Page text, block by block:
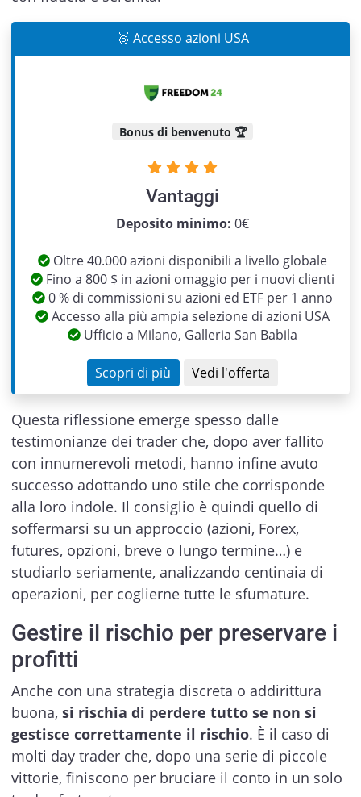
🥉 Accesso azioni USA
Bonus di benvenuto 🏆
Vantaggi
Deposito minimo: 0€
Oltre 40.000 azioni disponibili a livello globale
Fino a 800 $ in azioni omaggio per i nuovi clienti
0 % di commissioni su azioni ed ETF per 1 anno
Accesso alla più ampia selezione di azioni USA
Ufficio a Milano, Galleria San Babila
Scopri di più Vedi l'offerta
Questa riflessione emerge spesso dalle
testimonianze dei trader che, dopo aver fallito
con innumerevoli metodi, hanno infine avuto
successo adottando uno stile che corrisponde
alla loro indole. Il consiglio è quindi quello di
soffermarsi su un approccio (azioni, Forex,
futures, opzioni, breve o lungo termine…) e
studiarlo seriamente, analizzando centinaia di
operazioni, per coglierne tutte le sfumature.
Gestire il rischio per preservare i
profitti
Anche con una strategia discreta o addirittura
buona, si rischia di perdere tutto se non si
gestisce correttamente il rischio. È il caso di
molti day trader che, dopo una serie di piccole
vittorie, finiscono per bruciare il conto in un solo